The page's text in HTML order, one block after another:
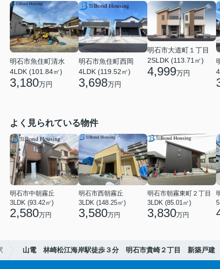
明石市魚住町清水
4LDK (101.84㎡)
3,180万円
明石市魚住町西岡
4LDK (119.52㎡)
3,698万円
明石市大道町１丁目
2SLDK (113.71㎡)
4,999万円
よく見られている物件
明石市中朝霧丘
3LDK (93.42㎡)
2,580万円
明石市西朝霧丘
3LDK (148.25㎡)
3,580万円
明石市朝霧東町２丁目
3LDK (85.01㎡)
3,830万円
山電 林崎松江海岸駅徒歩３分 明石市貴崎２丁目 新築戸建